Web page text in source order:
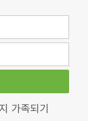
가족되기